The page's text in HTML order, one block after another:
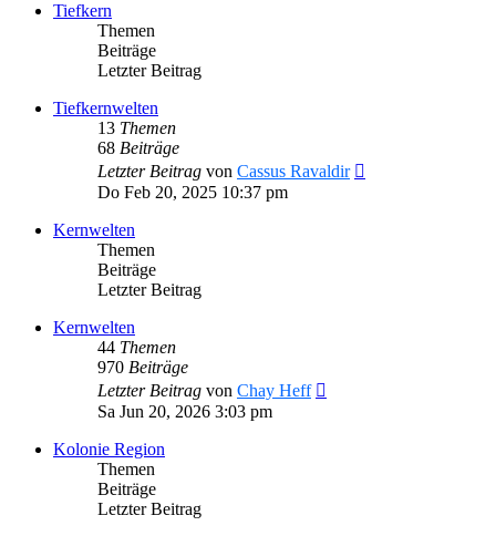
Tiefkern
Themen
Beiträge
Letzter Beitrag
Tiefkernwelten
13 Themen
68 Beiträge
Letzter Beitrag von Cassus Ravaldir
Do Feb 20, 2025 10:37 pm
Kernwelten
Themen
Beiträge
Letzter Beitrag
Kernwelten
44 Themen
970 Beiträge
Letzter Beitrag von Chay Heff
Sa Jun 20, 2026 3:03 pm
Kolonie Region
Themen
Beiträge
Letzter Beitrag